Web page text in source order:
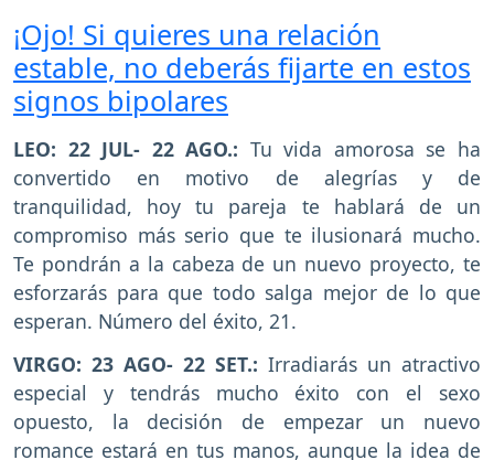
¡Ojo! Si quieres una relación
estable, no deberás fijarte en estos
signos bipolares
LEO: 22 JUL- 22 AGO.: Tu vida amorosa se ha
convertido en motivo de alegrías y de
tranquilidad, hoy tu pareja te hablará de un
compromiso más serio que te ilusionará mucho.
Te pondrán a la cabeza de un nuevo proyecto, te
esforzarás para que todo salga mejor de lo que
esperan. Número del éxito, 21.
VIRGO: 23 AGO- 22 SET.: Irradiarás un atractivo
especial y tendrás mucho éxito con el sexo
opuesto, la decisión de empezar un nuevo
romance estará en tus manos, aunque la idea de